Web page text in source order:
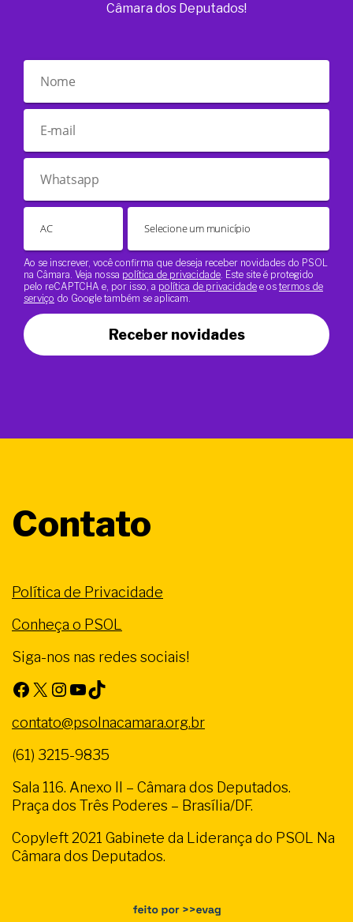
Câmara dos Deputados!
Ao se inscrever, você confirma que deseja receber novidades do PSOL
na Câmara. Veja nossa política de privacidade . Este site é protegido
pelo reCAPTCHA e, por isso, a política de privacidade e os termos de
serviço do Google também se aplicam.
Receber novidades
Contato
Política de Privacidade
Conheça o PSOL
Siga-nos nas redes sociais!
Facebook X Instagram Youtube TikTok
contato@psolnacamara.org.br
(61) 3215-9835
Sala 116. Anexo II – Câmara dos Deputados.
Praça dos Três Poderes – Brasília/DF.
Copyleft 2021 Gabinete da Liderança do PSOL Na
Câmara dos Deputados.